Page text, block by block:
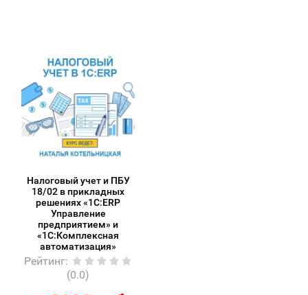
Налоговый учет и ПБУ
18/02 в прикладных
решениях «1С:ERP
Управление
предприятием» и
«1С:Комплексная
автоматизация»
Рейтинг:
(0.0)